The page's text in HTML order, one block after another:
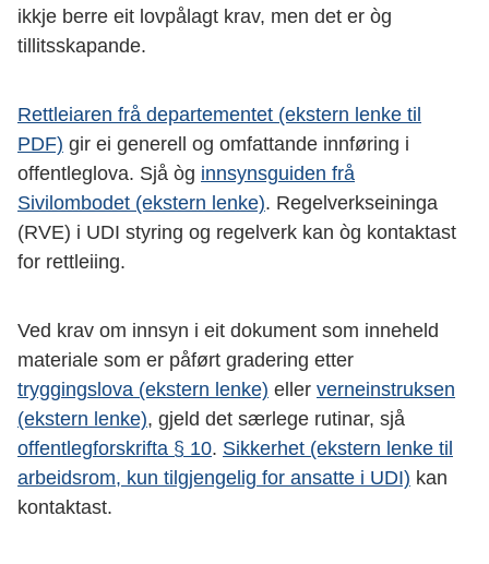
ikkje berre eit lovpålagt krav, men det er òg
tillitsskapande.
Rettleiaren frå departementet (ekstern lenke til
PDF) gir ei generell og omfattande innføring i
offentleglova. Sjå òg innsynsguiden frå
Sivilombodet (ekstern lenke). Regelverkseininga
(RVE) i UDI styring og regelverk kan òg kontaktast
for rettleiing.
Ved krav om innsyn i eit dokument som inneheld
materiale som er påført gradering etter
tryggingslova (ekstern lenke) eller verneinstruksen
(ekstern lenke), gjeld det særlege rutinar, sjå
offentlegforskrifta § 10. Sikkerhet (ekstern lenke til
arbeidsrom, kun tilgjengelig for ansatte i UDI) kan
kontaktast.